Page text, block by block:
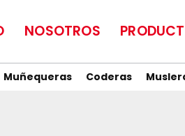
NOSOTROS
Muñequeras Coderas